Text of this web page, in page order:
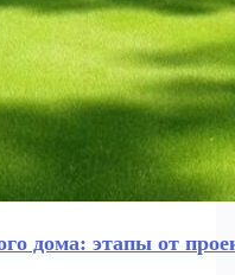
дома: этапы от